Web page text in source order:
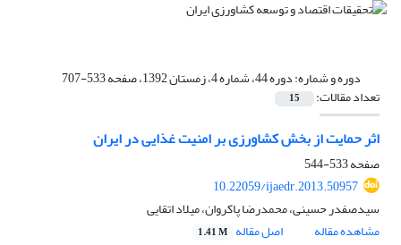
دوره و شماره:دوره 44، شماره 4، زمستان 1392، صفحه 533-707
تعداد مقالات: 15
اثر حمایت از بخش کشاورزی بر امنیت غذایی در ایران
صفحه533-544
10.22059/ijaedr.2013.50957
سیدصفدر حسینی، محمدرضا پاکروان، میلاد اتقایی
مشاهده مقاله
اصل مقاله 1.41 M